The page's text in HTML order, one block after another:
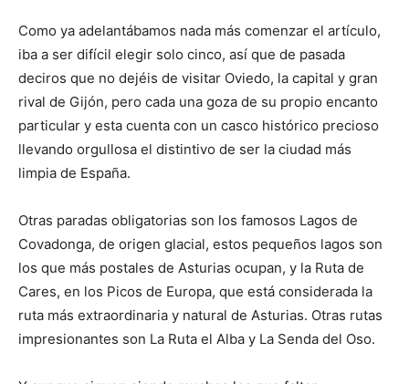
Como ya adelantábamos nada más comenzar el artículo,
iba a ser difícil elegir solo cinco, así que de pasada
deciros que no dejéis de visitar Oviedo, la capital y gran
rival de Gijón, pero cada una goza de su propio encanto
particular y esta cuenta con un casco histórico precioso
llevando orgullosa el distintivo de ser la ciudad más
limpia de España.
Otras paradas obligatorias son los famosos Lagos de
Covadonga, de origen glacial, estos pequeños lagos son
los que más postales de Asturias ocupan, y la Ruta de
Cares, en los Picos de Europa, que está considerada la
ruta más extraordinaria y natural de Asturias. Otras rutas
impresionantes son La Ruta el Alba y La Senda del Oso.